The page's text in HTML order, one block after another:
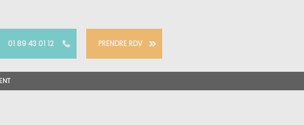
01 89 43 01 12 PRENDRE RDV